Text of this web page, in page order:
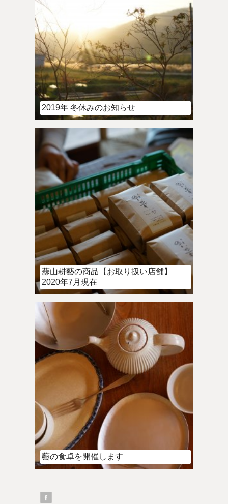
2019年 冬休みのお知らせ
蒜山耕藝の商品【お取り扱い店舗】
2020年7月現在
藝の食卓を開催します